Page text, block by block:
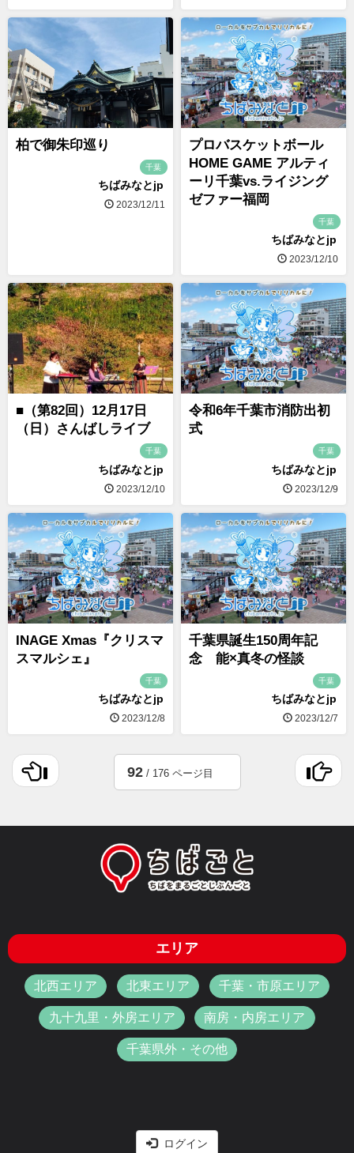
柏で御朱印巡り
千葉
ちばみなとjp
2023/12/11
プロバスケットボール
HOME GAME アルティ
ーリ千葉vs.ライジング
ゼファー福岡
千葉
ちばみなとjp
2023/12/10
■（第82回）12月17日
（日）さんばしライブ
千葉
ちばみなとjp
2023/12/10
令和6年千葉市消防出初
式
千葉
ちばみなとjp
2023/12/9
INAGE Xmas『クリスマ
スマルシェ』
千葉
ちばみなとjp
2023/12/8
千葉県誕生150周年記
念 能×真冬の怪談
千葉
ちばみなとjp
2023/12/7
92/ 176 ページ目
エリア
北西エリア 北東エリア 千葉・市原エリア
九十九里・外房エリア 南房・内房エリア
千葉県外・その他
ログイン